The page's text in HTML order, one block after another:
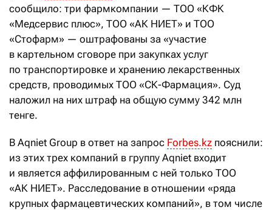
сообщило: три фармкомпании — ТОО «КФК
«Медсервис плюс», ТОО «АК НИЕТ» и ТОО
«Стофарм» — оштрафованы за «участие
в картельном сговоре при закупках услуг
по транспортировке и хранению лекарственных
средств, проводимых ТОО «СК-Фармация». Суд
наложил на них штраф на общую сумму 342 млн
тенге.
В Aqniet Group в ответ на запрос Forbes.kz пояснили:
из этих трех компаний в группу Aqniet входит
и является аффилированным с ней только ТОО
«АК НИЕТ». Расследование в отношении «ряда
крупных фармацевтических компаний», в том числе